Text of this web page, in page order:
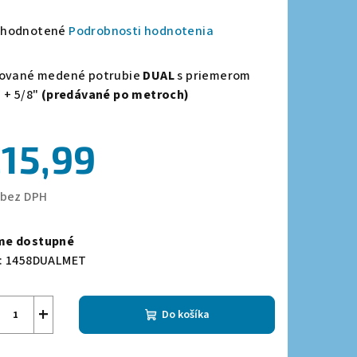
Podrobnosti hodnotenia
medené potrubie DUALs priemerom
+ 5/8" (predávané po metroch)
DPH
dostupné
1458DUALMET
+ Do košíka